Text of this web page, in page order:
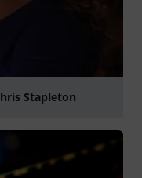
Stapleton